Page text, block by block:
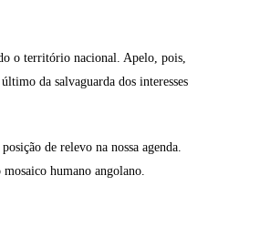
o território nacional. Apelo, pois,
da salvaguarda dos interesses
de relevo na nossa agenda.
humano angolano.